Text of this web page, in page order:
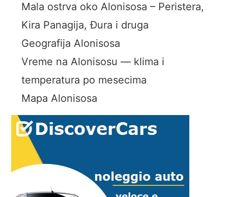
Mala ostrva oko Alonisosa – Peristera,
Kira Panagija, Đura i druga
Geografija Alonisosa
Vreme na Alonisosu — klima i
temperatura po mesecima
Mapa Alonisosa